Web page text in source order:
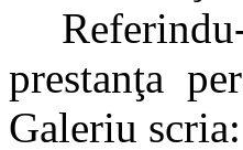
prestanţa
Galeriu scria: